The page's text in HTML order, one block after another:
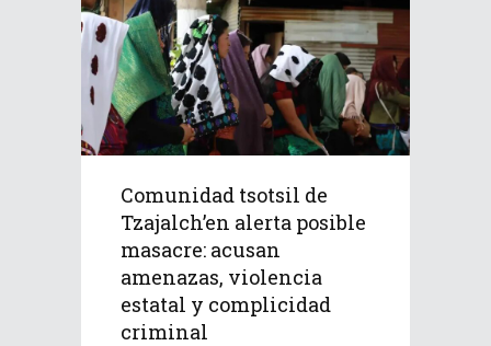
Comunidad tsotsil de
Tzajalch’en alerta posible
masacre: acusan
amenazas, violencia
estatal y complicidad
criminal